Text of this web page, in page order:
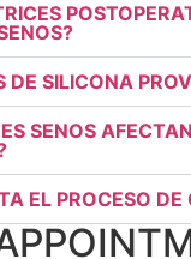
DE SILICONA
SENOS
EL PROCESO DE